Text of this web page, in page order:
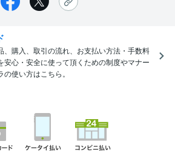
、購入、取引の流れ、お支払い方法・手数料
安心・安全に使って頂くための制度やマナー
使い方はこちら。